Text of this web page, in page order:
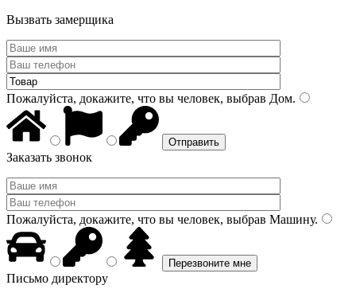
Вызвать замерщика
Пожалуйста, докажите, что вы человек, выбрав Дом.
Заказать звонок
Пожалуйста, докажите, что вы человек, выбрав Машину.
Письмо директору